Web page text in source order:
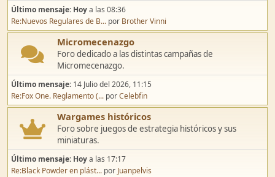
Último mensaje: Hoya las 08:36
Re:Nuevos Regulares de B... por Brother Vinni
Micromecenazgo
Foro dedicado a las distintas campañas de
Micromecenazgo.
Último mensaje: 14 Julio del 2026, 11:15
Re:Fox One. Reglamento (... porCelebfin
Wargames históricos
Foro sobre juegos de estrategia históricos y sus
miniaturas.
Último mensaje: Hoya las 17:17
Re:Black Powder en plást... por Juanpelvis